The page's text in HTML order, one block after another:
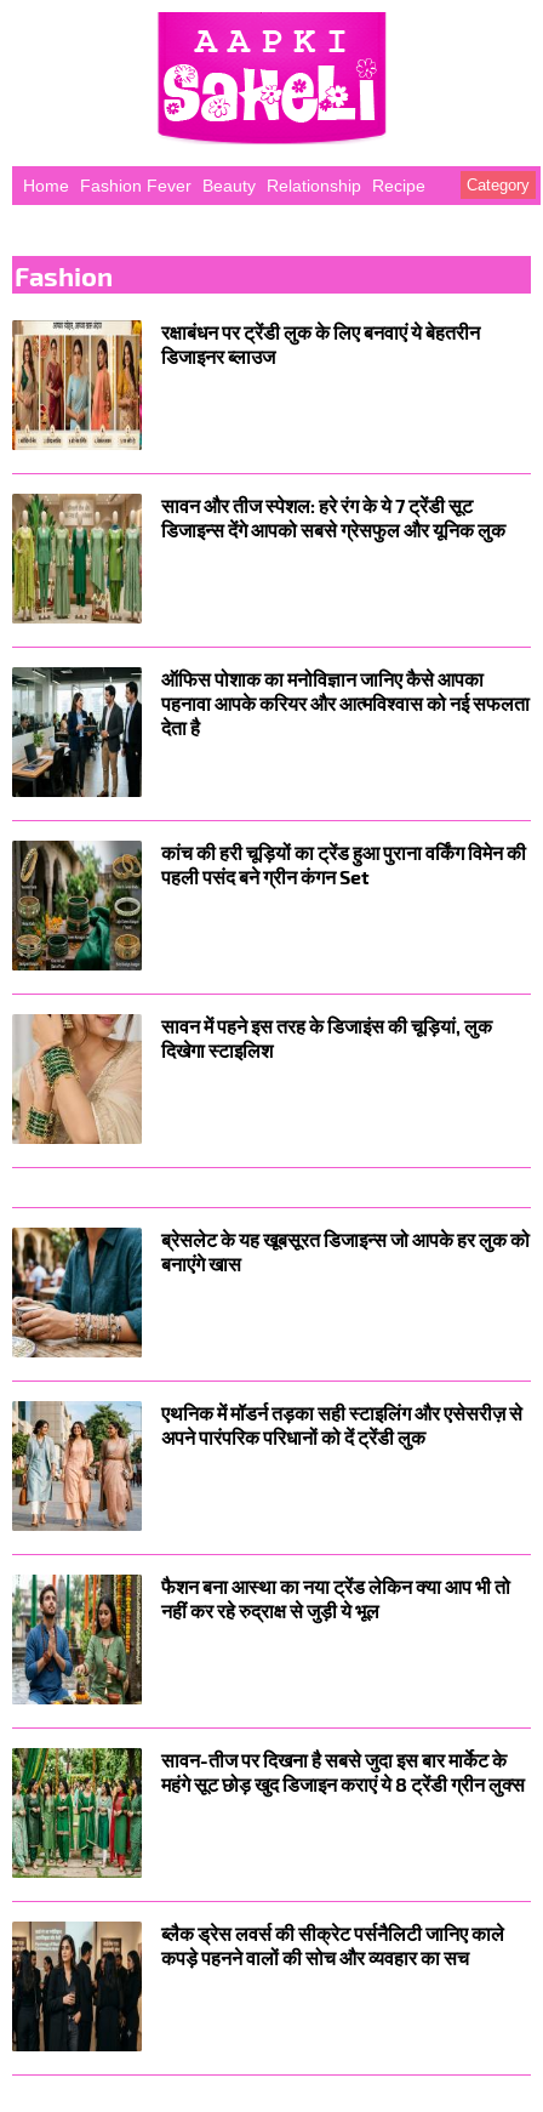
Home Fashion Fever Beauty Relationship Recipe Category
Fashion
रक्षाबंधन पर ट्रेंडी लुक के लिए बनवाएं ये बेहतरीन
डिजाइनर ब्लाउज
सावन और तीज स्पेशल: हरे रंग के ये 7 ट्रेंडी सूट
डिजाइन्स देंगे आपको सबसे ग्रेसफुल और यूनिक लुक
ऑफिस पोशाक का मनोविज्ञान जानिए कैसे आपका
पहनावा आपके करियर और आत्मविश्वास को नई सफलता
देता है
कांच की हरी चूड़ियों का ट्रेंड हुआ पुराना वर्किंग विमेन की
पहली पसंद बने ग्रीन कंगन Set
सावन में पहने इस तरह के डिजाइंस की चूड़ियां, लुक
दिखेगा स्टाइलिश
ब्रेसलेट के यह खूबसूरत डिजाइन्स जो आपके हर लुक को
बनाएंगे खास
एथनिक में मॉडर्न तड़का सही स्टाइलिंग और एसेसरीज़ से
अपने पारंपरिक परिधानों को दें ट्रेंडी लुक
फैशन बना आस्था का नया ट्रेंड लेकिन क्या आप भी तो
नहीं कर रहे रुद्राक्ष से जुड़ी ये भूल
सावन-तीज पर दिखना है सबसे जुदा इस बार मार्केट के
महंगे सूट छोड़ खुद डिजाइन कराएं ये 8 ट्रेंडी ग्रीन लुक्स
ब्लैक ड्रेस लवर्स की सीक्रेट पर्सनैलिटी जानिए काले
कपड़े पहनने वालों की सोच और व्यवहार का सच